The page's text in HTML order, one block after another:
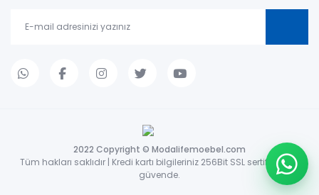
2022 Copyright © Modalifemoebel.com
Tüm hakları saklıdır | Kredi kartı bilgileriniz 256Bit SSL sertifikası ile
güvende.